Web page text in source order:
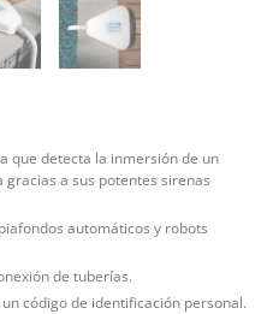
que detecta la inmersión de un
a sus potentes sirenas
automáticos y robots
de tuberías.
código de identificación personal.